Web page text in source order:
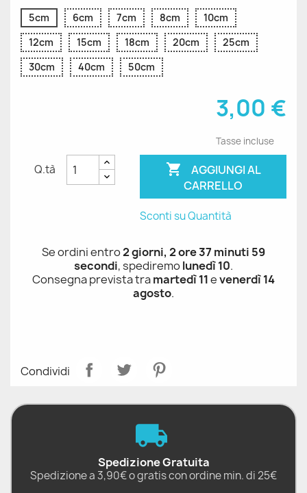
5cm 6cm 7cm 8cm
10cm
12cm
15cm 18cm 20cm
25cm
30cm
40cm 50cm
3,00 €
Tasse incluse
Q.tà 
CARRELLO
Sconti su Quantità
Se ordini entro2 giorni, 2 ore 37 minuti 59
secondi, spediremolunedì 10.
Consegna prevista tramartedì 11evenerdì 14
agosto.
Condividi
Spedizione Gratuita
Spedizione a 3,90€ o gratis con ordine min. di 25€